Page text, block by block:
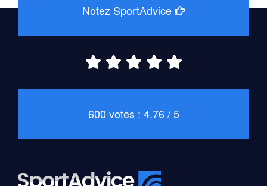
Notez SportAdvice
600 votes : 4.76 / 5